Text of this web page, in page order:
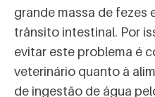
grande massa de fezes
trânsito intestinal. Por
evitar este problema é
veterinário quanto à
de ingestão de água